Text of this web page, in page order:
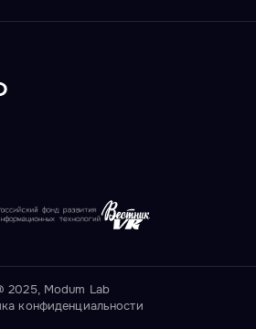
2025, Modum Lab
конфиденциальности